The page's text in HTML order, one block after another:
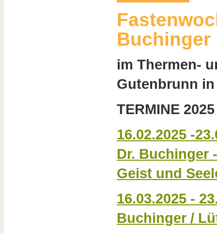
Buchinger
im Thermen-
Gutenbrunn
TERMINE 2025
16.02.2025 -
Dr. Buchinger
Geist und
16.03.2025 -
Buchinger /